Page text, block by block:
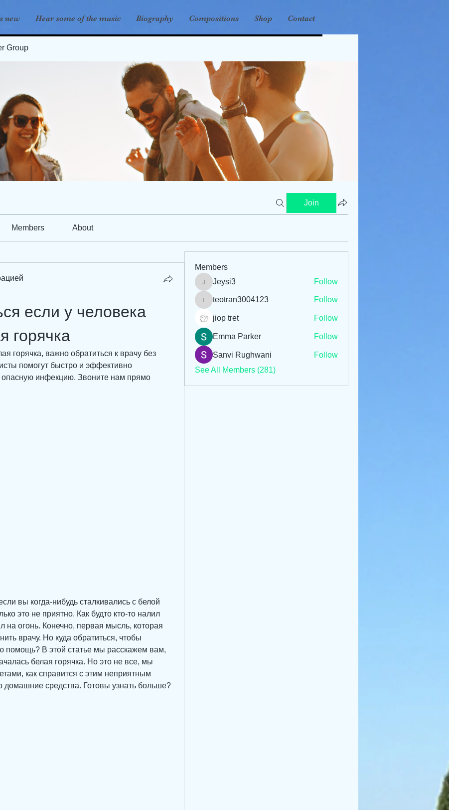
new Hear some of the music Biography Compositions Shop Contact
Group
Join
Members About
если у человека
горячка
горячка, важно обратиться к врачу без
помогут быстро и эффективно
опасную инфекцию. Звоните нам прямо
вы когда-нибудь сталкивались с белой
это не приятно. Как будто кто-то налил
на огонь. Конечно, первая мысль, которая
врачу. Но куда обратиться, чтобы
помощь? В этой статье мы расскажем вам,
белая горячка. Но это не все, мы
как справится с этим неприятным
домашние средства. Готовы узнать больше?
Members
Jeysi3
Jeysi3 Follow
teotran3004123
teotran3004123 Follow
jiop tret Follow
Emma Parker Follow
Sanvi Rughwani
Follow
See All Members (281)